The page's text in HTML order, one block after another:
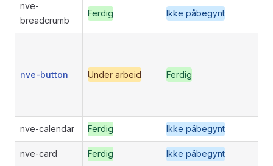
nve-
breadcrumb
Ferdig Ikke påbegynt
nve-button Under arbeid Ferdig
nve-calendar Ferdig Ikke påbegynt
nve-card Ferdig Ikke påbegynt